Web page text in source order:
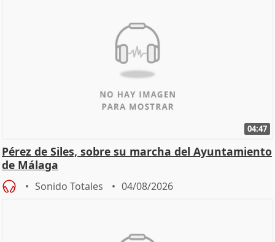
04:47
Pérez de Siles, sobre su marcha del Ayuntamiento
de Málaga
Sonido Totales 04/08/2026